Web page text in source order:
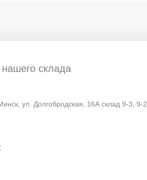
склада
ул. Долгобродская, 16А склад 9-3, 9-2